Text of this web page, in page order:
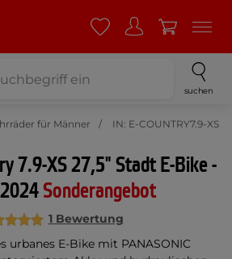
suchen
für Männer IN: E-COUNTRY7.9-XS
7.9-XS 27,5" Stadt E-Bike -
Sonderangebot
1 Bewertung
urbanes E-Bike mit PANASONIC